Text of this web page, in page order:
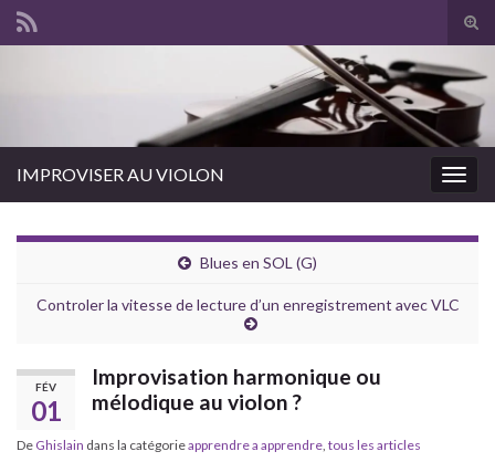
IMPROVISER AU VIOLON
Blues en SOL (G)
Controler la vitesse de lecture d’un enregistrement avec VLC
FÉV
01
Improvisation harmonique ou
mélodique au violon ?
De Ghislain dans la catégorieapprendre a apprendre, tous les articles